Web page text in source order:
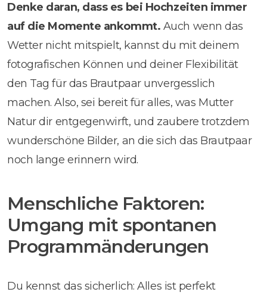
Denke daran, dass es bei Hochzeiten immer
auf die Momente ankommt. Auch wenn das
Wetter nicht mitspielt, kannst du mit deinem
fotografischen Können und deiner Flexibilität
den Tag für das Brautpaar unvergesslich
machen. Also, sei bereit für alles, was Mutter
Natur dir entgegenwirft, und zaubere trotzdem
wunderschöne Bilder, an die sich das Brautpaar
noch lange erinnern wird.
Menschliche Faktoren:
Umgang mit spontanen
Programmänderungen
Du kennst das sicherlich: Alles ist perfekt